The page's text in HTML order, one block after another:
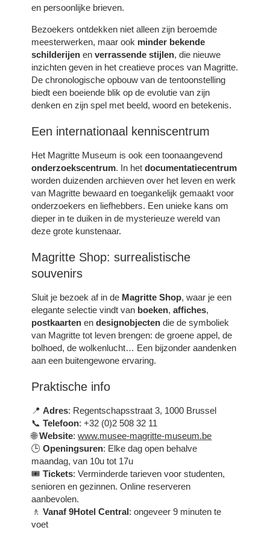
en persoonlijke brieven.
Bezoekers ontdekken niet alleen zijn beroemde
meesterwerken, maar ook minder bekende
schilderijen enverrassende stijlen, die nieuwe
inzichten geven in het creatieve proces van Magritte.
De chronologische opbouw van de tentoonstelling
biedt een boeiende blik op de evolutie van zijn
denken en zijn spel met beeld, woord en betekenis.
Een internationaal kenniscentrum
Het Magritte Museum is ook een toonaangevend
onderzoekscentrum. In hetdocumentatiecentrum
worden duizenden archieven over het leven en werk
van Magritte bewaard en toegankelijk gemaakt voor
onderzoekers en liefhebbers. Een unieke kans om
dieper in te duiken in de mysterieuze wereld van
deze grote kunstenaar.
Magritte Shop: surrealistische
souvenirs
Sluit je bezoek af in de Magritte Shop, waar je een
elegante selectie vindt van boeken,affiches,
postkaarten endesignobjecten die de symboliek
van Magritte tot leven brengen: de groene appel, de
bolhoed, de wolkenlucht… Een bijzonder aandenken
aan een buitengewone ervaring.
Praktische info
📍Adres: Regentschapsstraat 3, 1000 Brussel
📞Telefoon: +32 (0)2 508 32 11
🌐Website:www.musee-magritte-museum.be
🕒Openingsuren: Elke dag open behalve
maandag, van 10u tot 17u
🎟️Tickets: Verminderde tarieven voor studenten,
senioren en gezinnen. Online reserveren
aanbevolen.
🚶Vanaf 9Hotel Central: ongeveer 9 minuten te
voet
KAMERS
DIENSTEN
SPECIALE AANBIEDINGEN
RUND UM DAS HOTEL
BUSINESSOPLOSSINGEN
KONTAKT
NL
FR